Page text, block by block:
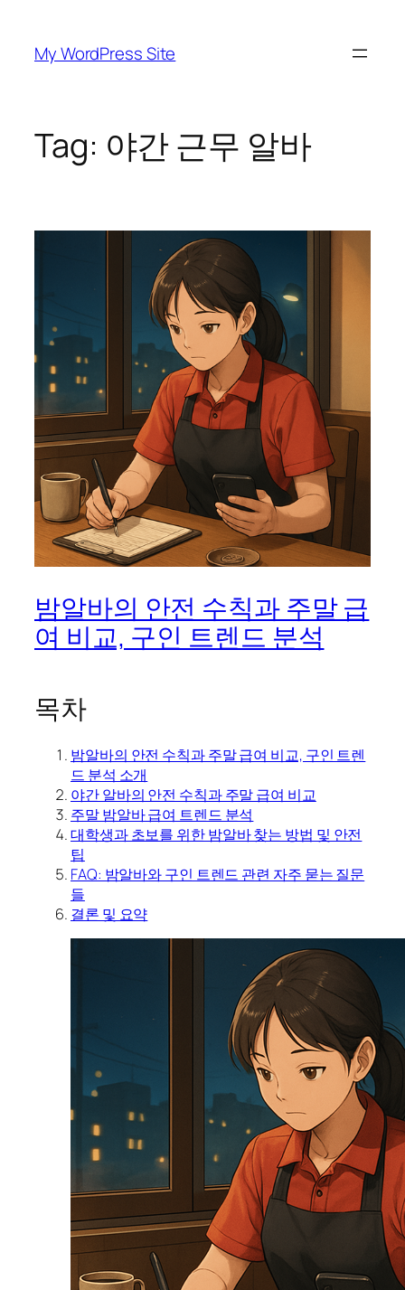
content
My WordPress Site
Tag: 야간 근무 알바
밤알바의 안전 수칙과 주말 급
여 비교, 구인 트렌드 분석
목차
밤알바의 안전 수칙과 주말 급여 비교, 구인 트렌
드 분석 소개
야간 알바의 안전 수칙과 주말 급여 비교
주말 밤알바 급여 트렌드 분석
대학생과 초보를 위한 밤알바 찾는 방법 및 안전
팁
FAQ: 밤알바와 구인 트렌드 관련 자주 묻는 질문
들
결론 및 요약